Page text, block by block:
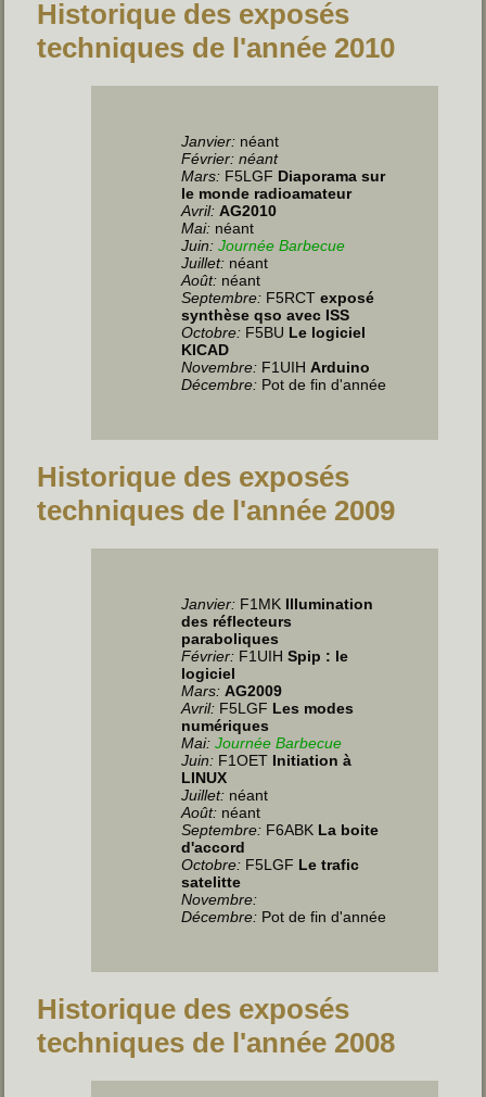
Historique des exposés
techniques de l'année 2010
Janvier: néant
Février: néant
Mars: F5LGF Diaporama sur
le monde radioamateur
Avril: AG2010
Mai: néant
Juin:Journée Barbecue
Juillet: néant
Août: néant
Septembre: F5RCTexposé
synthèse qso avec ISS
Octobre: F5BU Le logiciel
KICAD
Novembre: F1UIHArduino
Décembre: Pot de fin d'année
Historique des exposés
techniques de l'année 2009
Janvier: F1MK Illumination
des réflecteurs
paraboliques
Février: F1UIHSpip : le
logiciel
Mars:AG2009
Avril: F5LGF Les modes
numériques
Mai: Journée Barbecue
Juin: F1OET Initiation à
LINUX
Juillet: néant
Août: néant
Septembre: F6ABK La boite
d'accord
Octobre: F5LGF Le trafic
satelitte
Novembre:
Décembre: Pot de fin d'année
Historique des exposés
techniques de l'année 2008